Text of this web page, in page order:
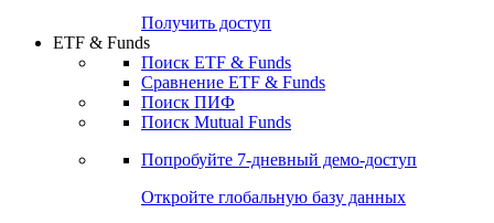
Получить доступ
ETF & Funds
Поиск ETF & Funds
Сравнение ETF & Funds
Поиск ПИФ
Поиск Mutual Funds
Попробуйте 7-дневный демо-доступ
Откройте глобальную базу данных